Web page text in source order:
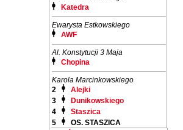
Katedra
Ewarysta Estkowskiego
AWF
Al. Konstytucji 3 Maja
Chopina
Karola Marcinkowskiego
2
Alejki
3
Dunikowskiego
4
Staszica
5
OS. STASZICA